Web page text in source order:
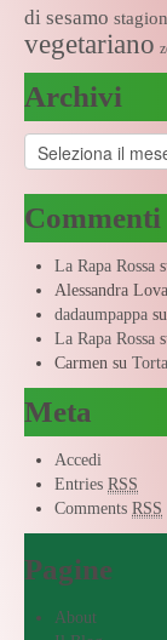
di sesamo
vegetariano
Archivi
Archivi
Commenti
La Rapa Rossa
Alessandra
dadaumpappa su
La Rapa Rossa
Carmen su
Meta
Accedi
Entries RSS
Comments RSS
Pagine
About